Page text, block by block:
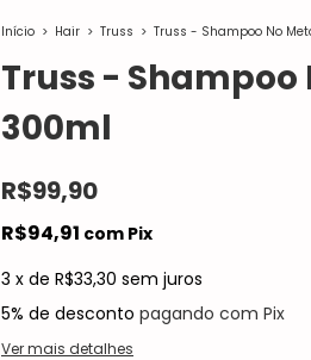
Início > Hair > Truss > Truss - Shampoo No
Truss - Shampoo
300ml
R$99,90
R$94,91 com Pix
3 x de R$33,30 sem juros
5% de desconto pagando com Pix
Ver mais detalhes